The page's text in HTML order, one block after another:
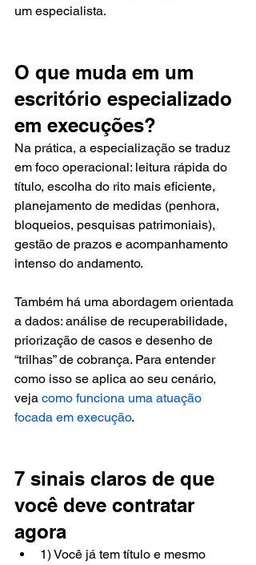
um especialista.
O que muda em um
escritório especializado
em execuções?
Na prática, a especialização se traduz
em foco operacional: leitura rápida do
título, escolha do rito mais eficiente,
planejamento de medidas (penhora,
bloqueios, pesquisas patrimoniais),
gestão de prazos e acompanhamento
intenso do andamento.
Também há uma abordagem orientada
a dados: análise de recuperabilidade,
priorização de casos e desenho de
“trilhas” de cobrança. Para entender
como isso se aplica ao seu cenário,
veja como funciona uma atuação
focada em execução.
7 sinais claros de que
você deve contratar
agora
1) Você já tem título e mesmo